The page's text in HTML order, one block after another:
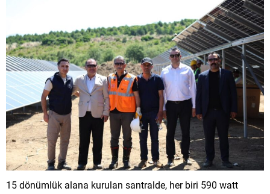
15 dönümlük alana kurulan santralde, her biri 590 watt